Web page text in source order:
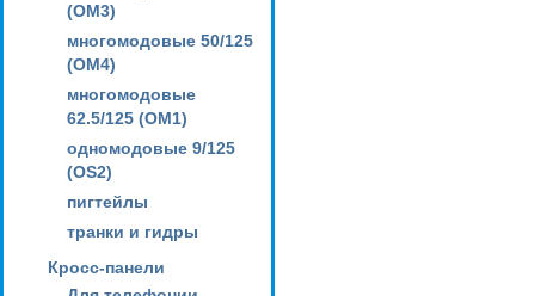
(OM3)
многомодовые 50/125
(OM4)
многомодовые
62.5/125 (OM1)
одномодовые 9/125
(OS2)
пигтейлы
транки и гидры
Кросс-панели